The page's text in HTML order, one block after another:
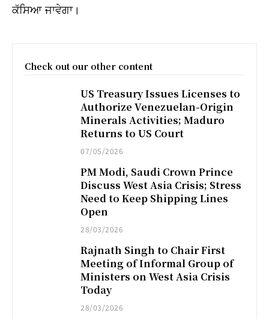
ਕੱਸਿਆ ਜਾਵੇਗਾ।
Check out our other content
US Treasury Issues Licenses to
Authorize Venezuelan-Origin
Minerals Activities; Maduro
Returns to US Court
07/05/2026
PM Modi, Saudi Crown Prince
Discuss West Asia Crisis; Stress
Need to Keep Shipping Lines
Open
28/03/2026
Rajnath Singh to Chair First
Meeting of Informal Group of
Ministers on West Asia Crisis
Today
28/03/2026